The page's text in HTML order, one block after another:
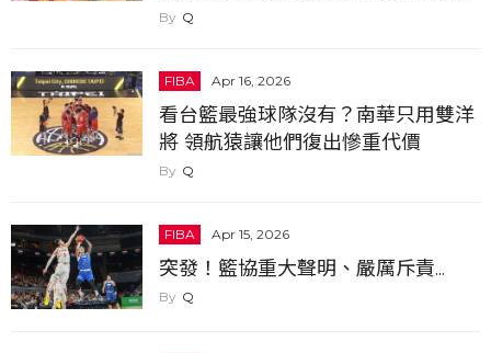
有信心能擊敗領航猿
Q
FIBA Apr 16, 2026
看台籃最強球隊沒有？南華只用雙洋
將 領航猿讓他們復出慘重代價
Q
FIBA Apr 15, 2026
突發！籃協重大聲明、嚴厲斥責...
Q